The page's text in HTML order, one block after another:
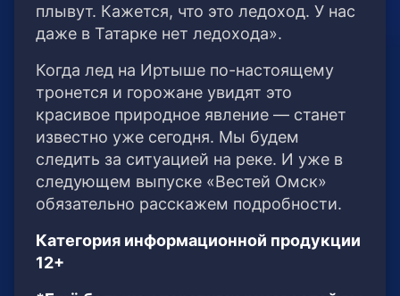
плывут. Кажется, что это ледоход. У нас
даже в Татарке нет ледохода».
Когда лед на Иртыше по-настоящему
тронется и горожане увидят это
красивое природное явление — станет
известно уже сегодня. Мы будем
следить за ситуацией на реке. И уже в
следующем выпуске «Вестей Омск»
обязательно расскажем подробности.
Категория информационной продукции
12+